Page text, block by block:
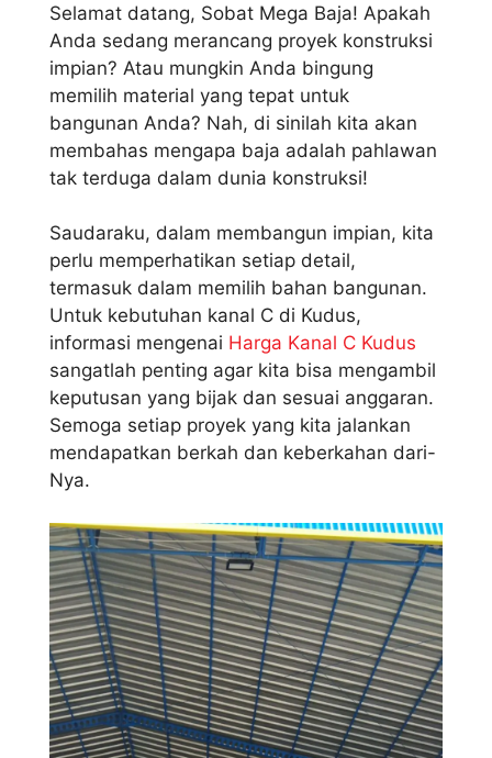
Selamat datang, Sobat Mega Baja! Apakah
Anda sedang merancang proyek konstruksi
impian? Atau mungkin Anda bingung
memilih material yang tepat untuk
bangunan Anda? Nah, di sinilah kita akan
membahas mengapa baja adalah pahlawan
tak terduga dalam dunia konstruksi!
Saudaraku, dalam membangun impian, kita
perlu memperhatikan setiap detail,
termasuk dalam memilih bahan bangunan.
Untuk kebutuhan kanal C di Kudus,
informasi mengenai Harga Kanal C Kudus
sangatlah penting agar kita bisa mengambil
keputusan yang bijak dan sesuai anggaran.
Semoga setiap proyek yang kita jalankan
mendapatkan berkah dan keberkahan dari-
Nya.